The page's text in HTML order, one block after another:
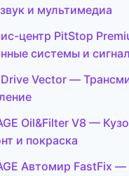
и мультимедиа
центр PitStop
системы и
Vector —
Oil&Filter V8 —
и покраска
Автомир FastFix